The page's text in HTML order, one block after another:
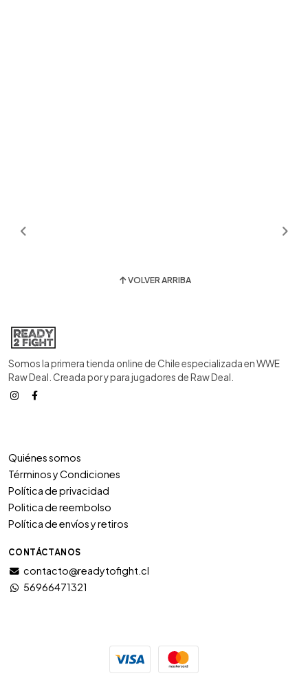
VOLVER ARRIBA
Somos la primera tienda online de Chile especializada en WWE
Raw Deal. Creada por y para jugadores de Raw Deal.
Quiénes somos
Términos y Condiciones
Política de privacidad
Politica de reembolso
Política de envíos y retiros
CONTÁCTANOS
contacto@readytofight.cl
56966471321